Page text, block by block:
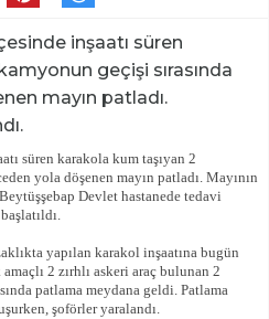
inşaatı süren
geçişi sırasında
mayın patladı.
süren karakola kum taşıyan 2
yola döşenen mayın patladı. Mayının
Devlet hastanede tedavi
yapılan karakol inşaatına bugün
2 zırhlı askeri araç bulunan 2
patlama meydana geldi. Patlama
şoförler yaralandı.